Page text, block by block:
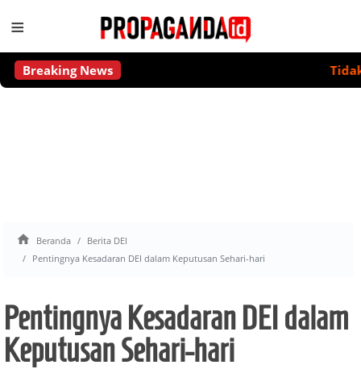
≡
Breaking News Tidak
 Beranda
Berita DEI
Pentingnya Kesadaran DEI dalam Keputusan Sehari-hari
Pentingnya Kesadaran DEI dalam
Keputusan Sehari-hari